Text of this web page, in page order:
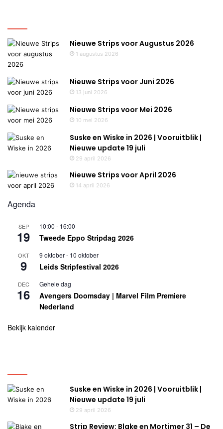
Nieuwe Strips voor Augustus 2026
1 augustus 2026
Nieuwe Strips voor Juni 2026
13 juni 2026
Nieuwe Strips voor Mei 2026
10 mei 2026
Suske en Wiske in 2026 | Vooruitblik |
Nieuwe update 19 juli
29 april 2026
Nieuwe Strips voor April 2026
14 april 2026
Agenda
SEP
19
10:00 - 16:00
Tweede Eppo Stripdag 2026
OKT
9
9 oktober- 10 oktober
Leids Stripfestival 2026
DEC
16
Gehele dag
Avengers Doomsday | Marvel Film Premiere
Nederland
Bekijk kalender
Suske en Wiske in 2026 | Vooruitblik |
Nieuwe update 19 juli
29 april 2026
Strip Review: Blake en Mortimer 31 – De